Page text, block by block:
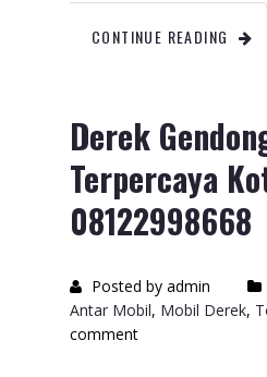
CONTINUE READING
Derek
Terpercaya
08122998668
Posted by admin
Antar Mobil, Mobil Derek,
comment